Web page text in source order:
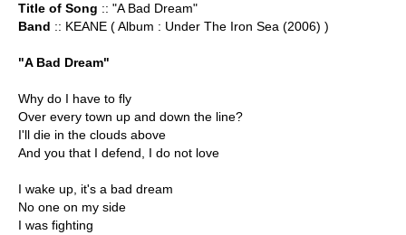
Title of Song :: "A Bad Dream"
Band :: KEANE ( Album : Under The Iron Sea (2006) )
"A Bad Dream"
Why do I have to fly
Over every town up and down the line?
I'll die in the clouds above
And you that I defend, I do not love
I wake up, it's a bad dream
No one on my side
I was fighting